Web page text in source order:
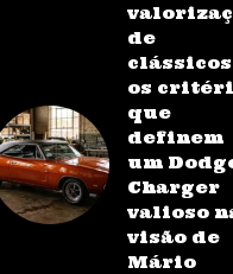
de
clássicos
os
que
definem
um
Charger
valioso
visão de
Mário